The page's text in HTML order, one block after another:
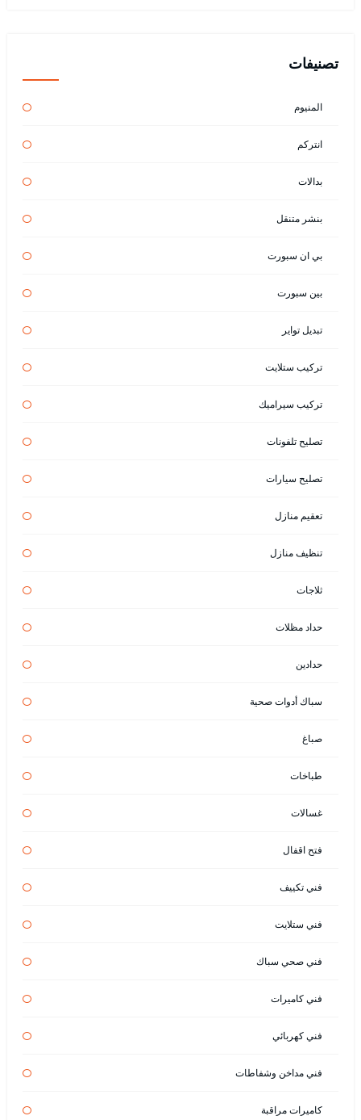
تصنيفات
المنيوم
انتركم
بدالات
بنشر متنقل
بي ان سبورت
بين سبورت
تبديل تواير
تركيب ستلايت
تركيب سيراميك
تصليح تلفونات
تصليح سيارات
تعقيم منازل
تنظيف منازل
ثلاجات
حداد مظلات
حدادين
سباك أدوات صحية
صباغ
طباخات
غسالات
فتح اقفال
فني تكييف
فني ستلايت
فني صحي سباك
فني كاميرات
فني كهربائي
فني مداخن وشفاطات
كاميرات مراقبة